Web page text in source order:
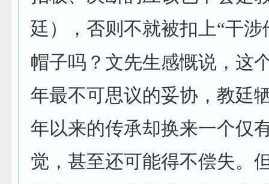
廷），否则不就被扣上“干涉
帽子吗？文先生感慨说，这
年最不可思议的妥协，教廷
年以来的传承却换来一个仅
觉，甚至还可能得不偿失。